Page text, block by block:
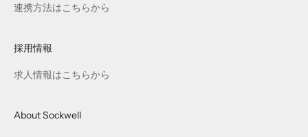
連携方法はこちらから
採用情報
求人情報はこちらから
About Sockwell